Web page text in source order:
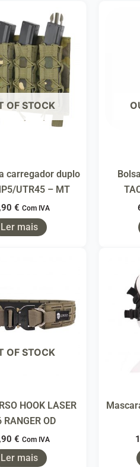
OF STOCK
carregador duplo
UTR45 – MT
€ Com IVA
Ler mais
OF STOCK
HOOK LASER
RANGER OD
€ Com IVA
Ler mais